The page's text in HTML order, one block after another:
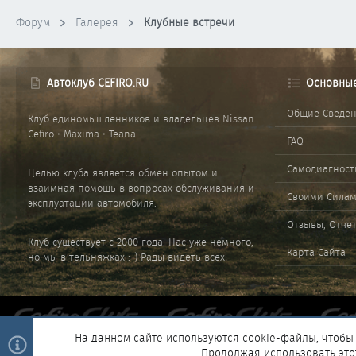
Форум Галерея Клубные встречи
Автоклуб CEFIRO.RU
Клуб единомышленников и владельцев Nissan
Cefiro • Maxima • Teana.
Целью клуба является обмен опытом и
взаимная помощь в вопросах обслуживания и
эксплуатации автомобиля.
Клуб существует с 2000 года. Нас уже немного,
но мы в тельняжках :-) Рады видеть всех!
Общие
FAQ
Своими
Отзывы,
Карта Сайта
На данном сайте используются cookie-файлы, чтобы
Продолжая использовать